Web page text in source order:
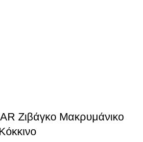
Ζιβάγκο Μακρυμάνικο